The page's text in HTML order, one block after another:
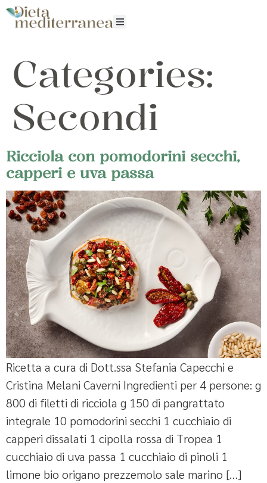
Categories:
Secondi
Ricciola con pomodorini secchi,
capperi e uva passa
Ricetta a cura di Dott.ssa Stefania Capecchi e
Cristina Melani Caverni Ingredienti per 4 persone: g
800 di filetti di ricciola g 150 di pangrattato
integrale 10 pomodorini secchi 1 cucchiaio di
capperi dissalati 1 cipolla rossa di Tropea 1
cucchiaio di uva passa 1 cucchiaio di pinoli 1
limone bio origano prezzemolo sale marino […]